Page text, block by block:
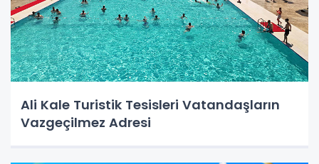
Ali Kale Turistik Tesisleri Vatandaşların
Vazgeçilmez Adresi